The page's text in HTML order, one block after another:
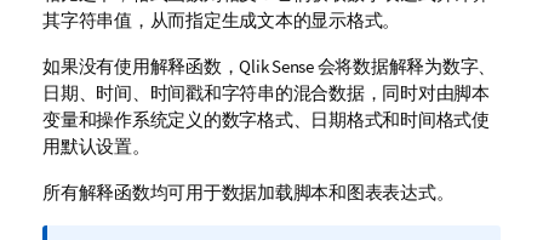
其字符串值，从而指定生成文本的显示格式。
如果没有使用解释函数，Qlik Sense会将数据解释为数字、
日期、时间、时间戳和字符串的混合数据，同时对由脚本
变量和操作系统定义的数字格式、日期格式和时间格式使
用默认设置。
所有解释函数均可用于数据加载脚本和图表表达式。